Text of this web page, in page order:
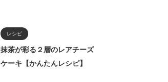
レシピ
抹茶が彩る２層のレアチーズ
ケーキ【かんたんレシピ】